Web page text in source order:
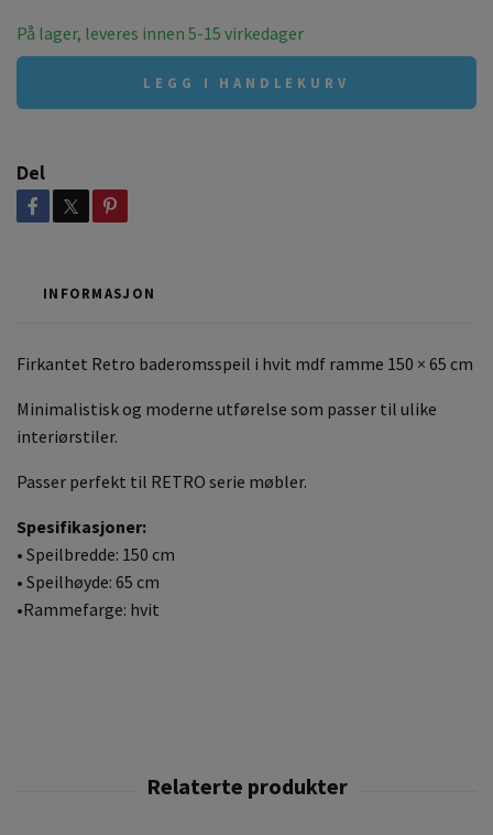
På lager, leveres innen 5-15 virkedager
LEGG I HANDLEKURV
Del
INFORMASJON
Firkantet Retro baderomsspeil i hvit mdf ramme 150 × 65 cm
Minimalistisk og moderne utførelse som passer til ulike
interiørstiler.
Passer perfekt til RETRO serie møbler.
Spesifikasjoner:
• Speilbredde: 150 cm
• Speilhøyde: 65 cm
•Rammefarge: hvit